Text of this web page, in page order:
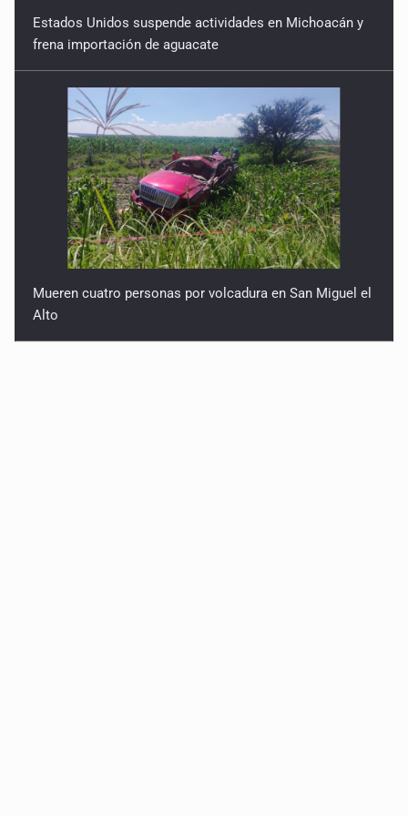
Estados Unidos suspende actividades en Michoacán y
frena importación de aguacate
Mueren cuatro personas por volcadura en San Miguel el
Alto